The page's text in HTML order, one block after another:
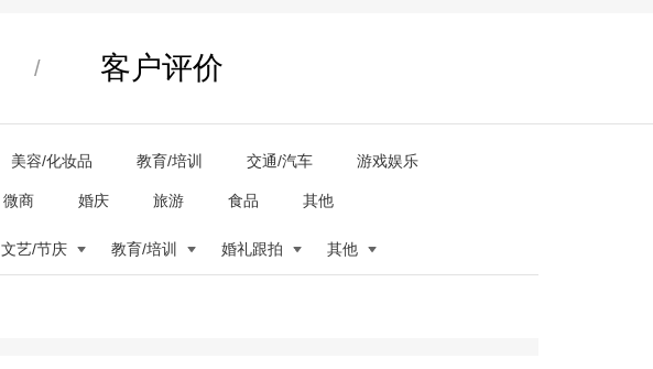
/ 客户评价
美容/化妆品 教育/培训 交通/汽车 游戏娱乐
微商 婚庆 旅游 食品 其他
文艺/节庆 教育/培训 婚礼跟拍 其他